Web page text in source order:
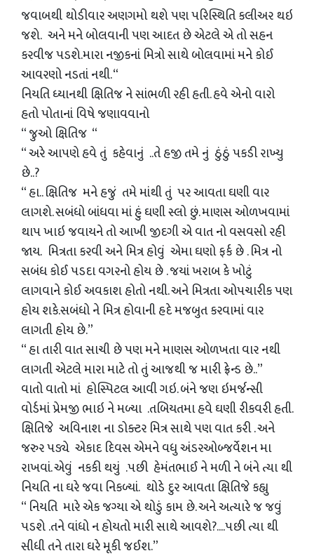
જવાબથી થોડીવાર અણગમો થશે પણ પરિસ્થિતિ કલીઅર થઇ
જશે. અને મને બોલવાની પણ આદત છે એટલે એ તો સહન
કરવીજ પડશે.મારા નજીકનાં મિત્રો સાથે બોલવામાં મને કોઈ
આવરણો નડતાં નથી. “
નિયતિ ધ્યાનથી ક્ષિતિજ ને સાંભળી રહી હતી. હવે એનો વારો
હતો પોતાનાં વિષે જણાવવાનો
“ જુઓ ક્ષિતિજ “
“ અરે આપણે હવે તું કહેવાનું ..તે હજી તમે નું ઠુંઠું પકડી રાખ્યુ
છે..?
“ હા.. ક્ષિતિજ મને હજું તમે માંથી તું પર આવતા ઘણી વાર
લાગશે. સબંધો બાંધવા માં હું ઘણી સ્લો છું. માણસ ઓળખવામાં
થાપ ખાઇ જવાયને તો આખી જીદગી એ વાત નો વસવસો રહી
જાય. મિત્રતા કરવી અને મિત્ર હોવું એમા ઘણો ફર્ક છે . મિત્ર નો
સબંધ કોઈ પડદા વગરનો હોય છે . જયાં ખરાબ કે ખોટું
લાગવાને કોઈ અવકાશ હોતો નથી. અને મિત્રતા ઓપચારીક પણ
હોય શકે.સબંધો ને મિત્ર હોવાની હદે મજબુત કરવામાં વાર
લાગતી હોય છે.”
“ હા તારી વાત સાચી છે પણ મને માણસ ઓળખતા વાર નથી
લાગતી એટલે મારા માટે તો તું આજથી જ મારી ફ્રેન્ડ છે..”
વાતો વાતો માં હોસ્પિટલ આવી ગઇ. બંને જણ ઇમર્જન્સી
વોર્ડમાં પ્રેમજી ભાઇ ને મળ્યા .તબિયતમા હવે ઘણી રીકવરી હતી.
ક્ષિતિજે અવિનાશ ના ડોક્ટર મિત્ર સાથે પણ વાત કરી . અને
જરુર પડ્યે એકાદ દિવસ એમને વધુ અંડરઓબ્જર્વેશન મા
રાખવાં. એવું નકકી થયું .પછી હેમંતભાઈ ને મળી ને બંને ત્યા થી
નિયતિ ના ઘરે જવા નિકળ્યાં. થોડે દુર આવતા ક્ષિતિજે કહ્યુ
“ નિયતિ મારે એક જગ્યા એ થોડું કામ છે. અને અત્યારે જ જવું
પડશે .તને વાંધો ન હોયતો મારી સાથે આવશે?....પછી ત્યા થી
સીધી તને તારા ઘરે મૂકી જઈશ.”